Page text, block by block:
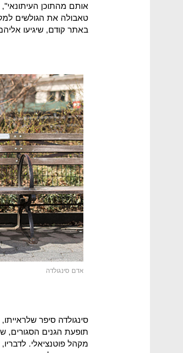
אותם מהתוכן
טאבולה את הגולשים
באתר קודם, שיגיעו
אדם סינגולדה
סינגולדה סיפר
תופעת הגנים
מקהל פוטנציאלי.